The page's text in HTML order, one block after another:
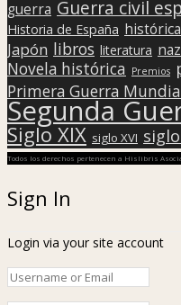
guerra Guerra civil
Historia de España histórica
Japón libros literatura
Novela histórica Premios
Primera Guerra
Segunda
Siglo XIX siglo XVI
Todos los derechos pertenecen a Hislibris
Sign In
Login via your site account